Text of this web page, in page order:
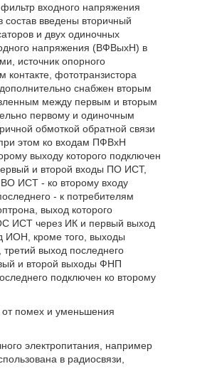
входного напряжения
введены вторичный
и двух одиночных
напряжения (ВФВыхН) в
источник опорного
фототранзистора
снабжен вторым
между первым и вторым
первому и одиночным
обмоткой обратной связи
этом ко входам ПФВхН
выходу которого подключен
и второй входы ПО ИСТ,
ИСТ - ко второму входу
- к потребителям
выход которого
ИСТ через ИК и первый выход
кроме того, выходы
выход последнего
и второй выходы ФНП
подключен ко второму
от помех и уменьшения
электропитания, например
в радиосвязи,